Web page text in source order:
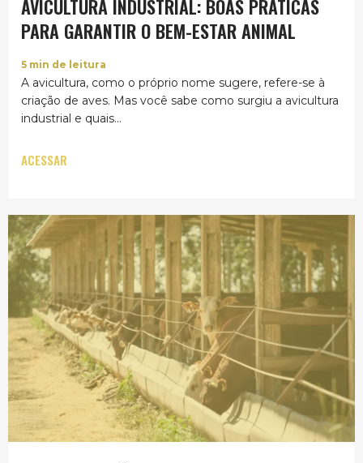
AVICULTURA INDUSTRIAL: BOAS PRÁTICAS
PARA GARANTIR O BEM-ESTAR ANIMAL
5 min de leitura
A avicultura, como o próprio nome sugere, refere-se à
criação de aves. Mas você sabe como surgiu a avicultura
industrial e quais...
ACESSAR